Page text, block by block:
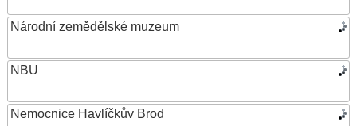
Národní zemědělské muzeum
NBU
Nemocnice Havlíčkův Brod